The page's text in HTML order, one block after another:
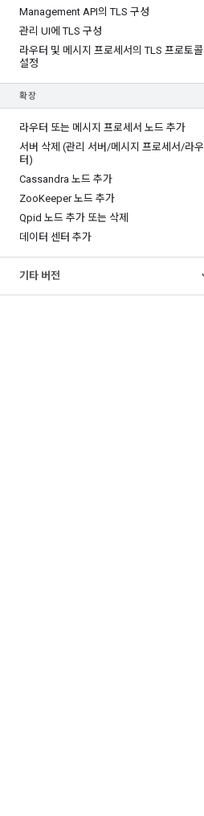
Management API의 TLS 구성
관리 UI에 TLS 구성
라우터 및 메시지 프로세서의 TLS 프로토콜
설정
확장
라우터 또는 메시지 프로세서 노드 추가
서버 삭제 (관리 서버 /메시지 프로세서/라우
터)
Cassandra 노드 추가
ZooKeeper 노드 추가
Qpid 노드 추가 또는 삭제
데이터 센터 추가
기타 버전